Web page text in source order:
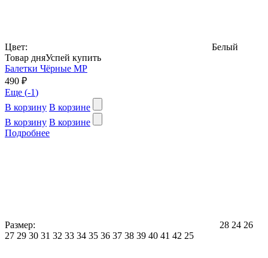
Цвет:
Белый
Товар дняУспей купить
Балетки Чёрные МР
490 ₽
Еще (-1)
В корзину В корзине
В корзину В корзине
Подробнее
Размер: 28 24 26
27 29 30 31 32 33 34 35 36 37 38 39 40 41 42 25